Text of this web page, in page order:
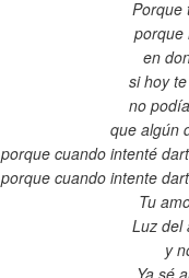
Porque
porque
en
si hoy
no
que algún
porque cuando intenté
porque cuando intente
Tu
Luz del
y
Ya sé